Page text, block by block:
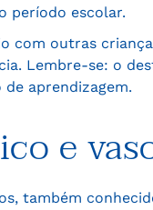
período escolar.
com outras
Lembre-se: o
de aprendizagem.
e
também